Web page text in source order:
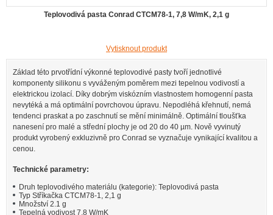
Teplovodivá pasta Conrad CTCM78-1, 7,8 W/mK, 2,1 g
Vytisknout produkt
Základ této prvotřídní výkonné teplovodivé pasty tvoří jednotlivé
komponenty silikonu s vyváženým poměrem mezi tepelnou vodivostí a
elektrickou izolací. Díky dobrým viskózním vlastnostem homogenní pasta
nevytéká a má optimální povrchovou úpravu. Nepodléhá křehnutí, nemá
tendenci praskat a po zaschnutí se mění minimálně. Optimální tloušťka
nanesení pro malé a střední plochy je od 20 do 40 µm. Nově vyvinutý
produkt vyrobený exkluzivně pro Conrad se vyznačuje vynikající kvalitou a
cenou.
Technické parametry:
Druh teplovodivého materiálu (kategorie): Teplovodivá pasta
Typ Stříkačka CTCM78-1, 2,1 g
Množství 2.1 g
Tepelná vodivost 7.8 W/mK